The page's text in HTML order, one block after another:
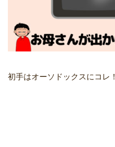
初手はオーソドックスにコレ！